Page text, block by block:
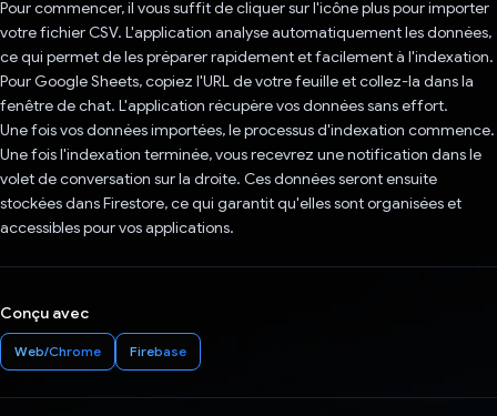
Pour commencer, il vous suffit de cliquer sur l'icône plus pour importer
votre fichier CSV. L'application analyse automatiquement les données,
ce qui permet de les préparer rapidement et facilement à l'indexation.
Pour Google Sheets, copiez l'URL de votre feuille et collez-la dans la
fenêtre de chat. L'application récupère vos données sans effort.
Une fois vos données importées, le processus d'indexation commence.
Une fois l'indexation terminée, vous recevrez une notification dans le
volet de conversation sur la droite. Ces données seront ensuite
stockées dans Firestore, ce qui garantit qu'elles sont organisées et
accessibles pour vos applications.
Conçu avec
Web/Chrome Firebase